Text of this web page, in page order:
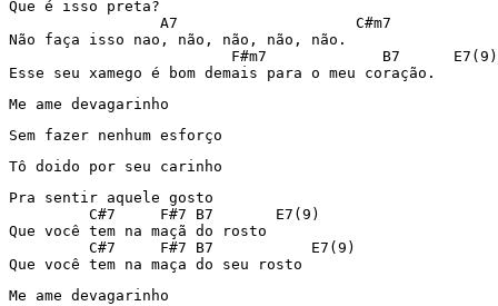
Que é isso preta?
                 A7                    C#m7
Não faça isso nao, não, não, não, não.
                         F#m7             B7      E7(9)
Esse seu xamego é bom demais para o meu coração.
Me ame devagarinho
Sem fazer nenhum esforço
Tô doido por seu carinho
Pra sentir aquele gosto
         C#7     F#7 B7       E7(9)
Que você tem na maçã do rosto
         C#7     F#7 B7           E7(9)
Que você tem na maça do seu rosto
Me ame devagarinho